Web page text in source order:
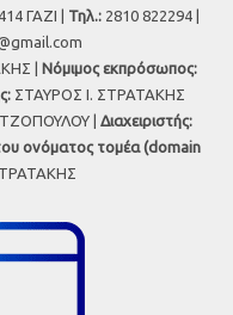
ΓΑΖΙ | Τηλ.: 2810 822294 |
| Νόμιμος εκπρόσωπος:
ΣΤΑΥΡΟΣ Ι. ΣΤΡΑΤΑΚΗΣ
| Διαχειριστής:
ονόματος τομέα (domain